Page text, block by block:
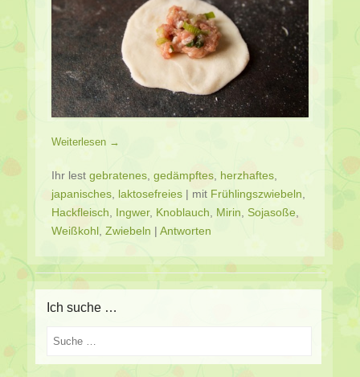
Weiterlesen →
Ihr lest gebratenes, gedämpftes, herzhaftes,
japanisches, laktosefreies | mit Frühlingszwiebeln,
Hackfleisch, Ingwer, Knoblauch, Mirin, Sojasoße,
Weißkohl, Zwiebeln | Antworten
Ich suche …
Suche